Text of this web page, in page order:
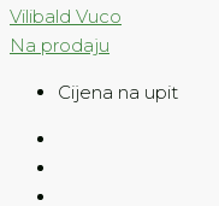
Vilibald Vuco
Na prodaju
Cijena na upit